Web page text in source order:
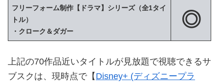
フリーフォーム制作【ドラマ】シリーズ（全1タイ
トル）
・クローク＆ダガー
◎
上記の70作品近いタイトルが見放題で視聴できるサ
ブスクは、現時点で【 Disney+ (ディズニープラ